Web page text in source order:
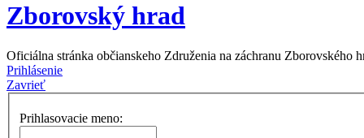
Zborovský hrad
Oficiálna stránka občianskeho Združenia na záchranu Zborovského
Prihlásenie
Zavrieť
Prihlasovacie meno: